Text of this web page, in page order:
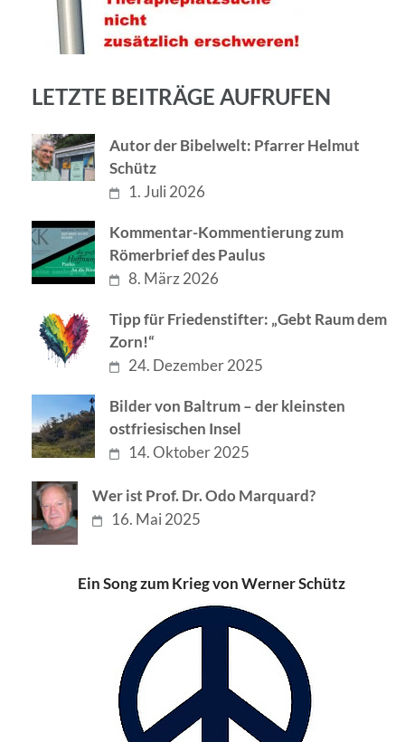
LETZTE BEITRÄGE AUFRUFEN
Autor der Bibelwelt: Pfarrer Helmut
Schütz
1. Juli 2026
Kommentar-Kommentierung zum
Römerbrief des Paulus
8. März 2026
Tipp für Friedenstifter: „Gebt Raum dem
Zorn!“
24. Dezember 2025
Bilder von Baltrum – der kleinsten
ostfriesischen Insel
14. Oktober 2025
Wer ist Prof. Dr. Odo Marquard?
16. Mai 2025
Ein Song zum Krieg von Werner Schütz